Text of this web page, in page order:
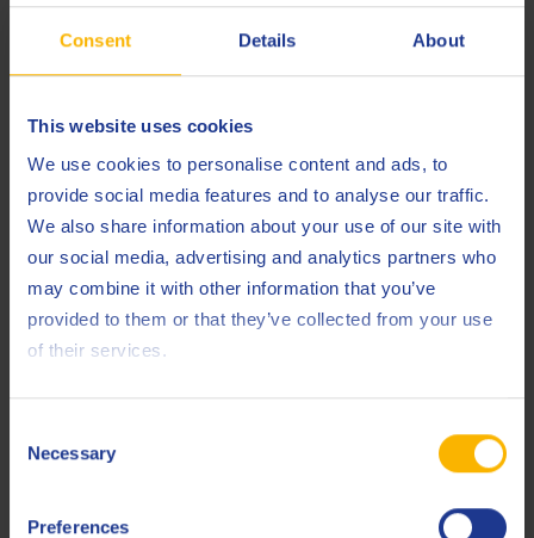
Consent Details About
This website uses cookies
We use cookies to personalise content and ads, to
provide social media features and to analyse our traffic.
We also share information about your use of our site with
our social media, advertising and analytics partners who
may combine it with other information that you’ve
provided to them or that they’ve collected from your use
of their services.
Selection
Necessary
Preferences
Specificaties en goedkeuringen
DIN 51524-2 HLP
ISO 11158 HM
Less specifications